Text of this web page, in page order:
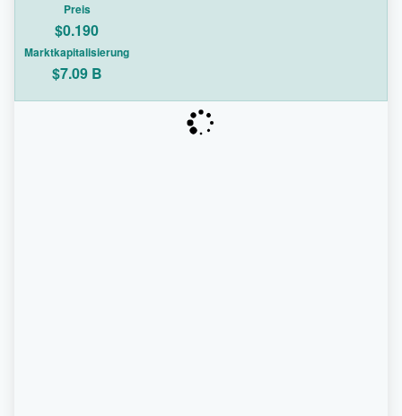
Preis
$0.190
Marktkapitalisierung
$7.09 B